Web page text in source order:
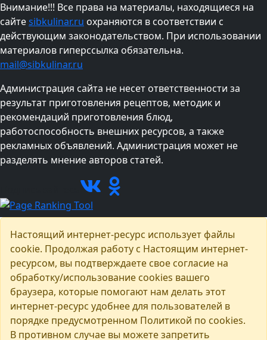
Внимание!!! Все права на материалы, находящиеся на
сайтеsibkulinar.ru охраняются в соответствии с
действующим законодательством. При использовании
материалов гиперссылка обязательна.
mail@sibkulinar.ru
Администрация сайта не несет ответственности за
результат приготовления рецептов, методик и
рекомендаций приготовления блюд,
работоспособность внешних ресурсов, а также
рекламных объявлений. Администрация может не
разделять мнение авторов статей.
Настоящий интернет-ресурс использует файлы
cookie. Продолжая работу с Настоящим интернет-
ресурсом, вы подтверждаете свое согласие на
обработку/использование cookies вашего
браузера, которые помогают нам делать этот
интернет-ресурс удобнее для пользователей в
порядке предусмотренном Политикой по cookies.
В противном случае вы можете запретить